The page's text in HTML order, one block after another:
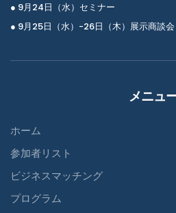
● 9月24日（水）セミナー
● 9月25日（水）-26日（木）展示商談
メニュ
ホーム
参加者リスト
ビジネスマッチング
プログラム